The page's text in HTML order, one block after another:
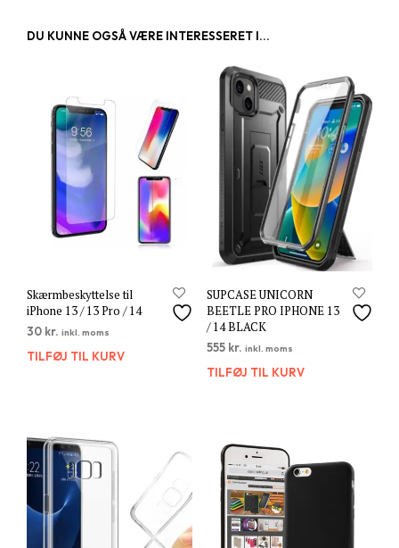
DU KUNNE OGSÅ VÆRE INTERESSERET I...
Skærmbeskyttelse til
iPhone 13 / 13 Pro / 14
30 kr. inkl. moms
TILFØJ TIL KURV
SUPCASE UNICORN
BEETLE PRO IPHONE 13
/ 14 BLACK
555 kr. inkl. moms
TILFØJ TIL KURV